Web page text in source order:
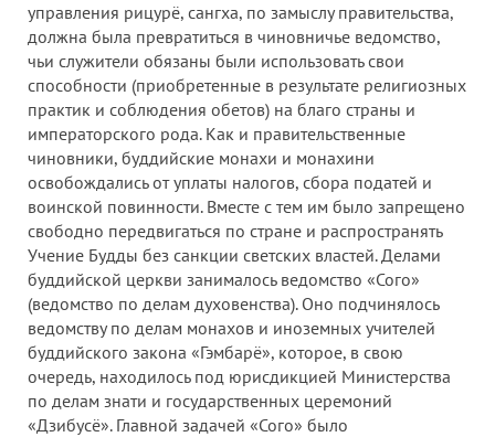
управления рицурё, сангха, по замыслу правительства,
должна была превратиться в чиновничье ведомство,
чьи служители обязаны были использовать свои
способности (приобретенные в результате религиозных
практик и соблюдения обетов) на благо страны и
императорского рода. Как и правительственные
чиновники, буддийские монахи и монахини
освобождались от уплаты налогов, сбора податей и
воинской повинности. Вместе с тем им было запрещено
свободно передвигаться по стране и распространять
Учение Будды без санкции светских властей. Делами
буддийской церкви занималось ведомство «Сого»
(ведомство по делам духовенства). Оно подчинялось
ведомству по делам монахов и иноземных учителей
буддийского закона «Гэмбарё», которое, в свою
очередь, находилось под юрисдикцией Министерства
по делам знати и государственных церемоний
«Дзибусё». Главной задачей «Сого» было